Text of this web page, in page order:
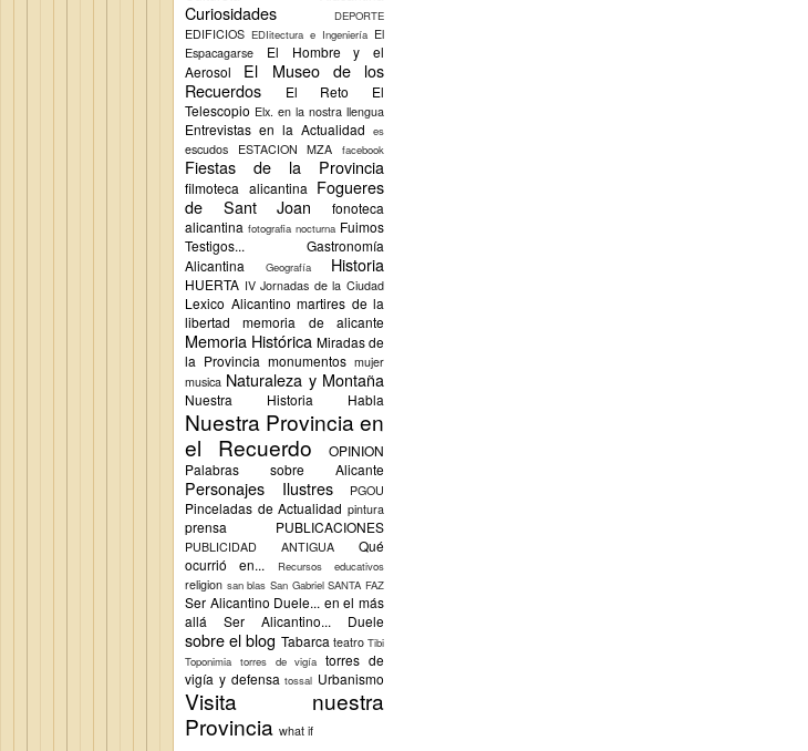
Curiosidades DEPORTE
EDIFICIOS EDIitectura e Ingeniería El
Espacagarse
El Hombre y el
Aerosol
El Museo de los
Recuerdos
El Reto
El
Telescopio Elx. en la nostra llengua
Entrevistas en la Actualidad es
escudos ESTACION MZA facebook
Fiestas de la Provincia
filmoteca alicantina Fogueres
de Sant Joan
fonoteca
alicantina fotografia nocturna Fuimos
Testigos...
Gastronomía
Alicantina
Geografía Historia
HUERTA IV Jornadas de la Ciudad
Lexico Alicantino martires de la
libertad
memoria de alicante
Memoria Histórica Miradas de
la Provincia monumentos mujer
musica Naturaleza y Montaña
Nuestra Historia Habla
Nuestra Provincia en
el Recuerdo
OPINION
Palabras sobre Alicante
Personajes Ilustres PGOU
Pinceladas de Actualidad pintura
prensa PUBLICACIONES
PUBLICIDAD ANTIGUA
Qué
ocurrió en...
Recursos educativos
religion san blas San Gabriel SANTA FAZ
Ser Alicantino Duele... en el más
allá
Ser Alicantino... Duele
sobre el blog Tabarca teatro Tibi
Toponimia torres de vigía torres de
vigía y defensa tossal Urbanismo
Visita nuestra
Provincia what if